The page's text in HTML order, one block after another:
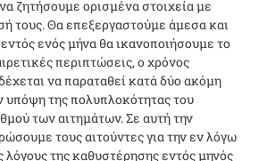
ζητήσουμε ορισμένα στοιχεία με
τους. Θα επεξεργαστούμε άμεσα και
ενός μήνα θα ικανοποιήσουμε το
περιπτώσεις, ο χρόνος
να παραταθεί κατά δύο ακόμη
της πολυπλοκότητας του
των αιτημάτων. Σε αυτή την
τους αιτούντες για την εν λόγω
λόγους της καθυστέρησης εντός μηνός